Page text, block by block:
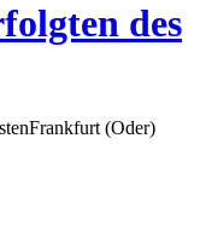
des
Frankfurt (Oder)